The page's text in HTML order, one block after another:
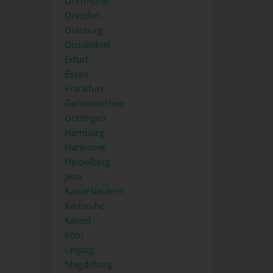
Dresden
Duisburg
Düsseldorf
Erfurt
Essen
Frankfurt
Gelsenkirchen
Göttingen
Hamburg
Hannover
Heidelberg
Jena
Kaiserslautern
Karlsruhe
Kassel
Köln
Leipzig
Magdeburg